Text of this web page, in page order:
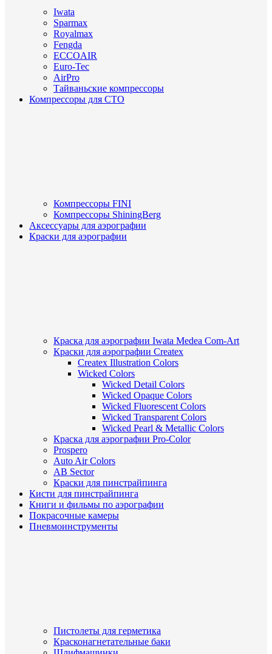
Iwata
Sparmax
Royalmax
Fengda
ECCOAIR
Euro-Tec
AirPro
Тайваньские компрессоры
Компрессоры для СТО
Компрессоры FINI
Компрессоры ShiningBerg
Аксессуары для аэрографии
Краски для аэрографии
Краска для аэрографии Iwata Medea Com-Art
Краски для аэрографии Createx
Createx Illustration Colors
Wicked Colors
Wicked Detail Colors
Wicked Opaque Colors
Wicked Fluorescent Colors
Wicked Transparent Colors
Wicked Pearl & Metallic Colors
Краска для аэрографии Pro-Color
Prospero
Auto Air Colors
AB Sector
Краски для пинстрайпинга
Кисти для пинстрайпинга
Книги и фильмы по аэрографии
Покрасочные камеры
Пневмоинструменты
Пистолеты для герметика
Красконагнетательные баки